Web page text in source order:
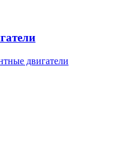
двигатели